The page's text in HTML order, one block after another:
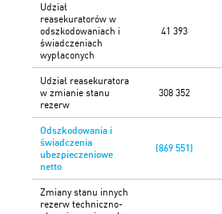
Udział
reasekuratorów w
odszkodowaniach i
świadczeniach
wypłaconych
41 393
Udział reasekuratora
w zmianie stanu
rezerw
308 352
Odszkodowania i
świadczenia
ubezpieczeniowe
netto
(869 551)
Zmiany stanu innych
rezerw techniczno-